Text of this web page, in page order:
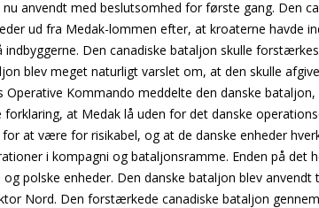
anvendt med beslutsomhed for første gang. Den
ud fra Medak-lommen efter, at kroaterne havde
indbyggerne. Den canadiske bataljon skulle
blev meget naturligt varslet om, at den skulle
Kommando meddelte den danske
forklaring, at Medak lå uden for det danske
at være for risikabel, og at de danske enheder
i kompagni og bataljonsramme. Enden på det
og polske enheder. Den danske bataljon blev
Nord. Den forstærkede canadiske bataljon